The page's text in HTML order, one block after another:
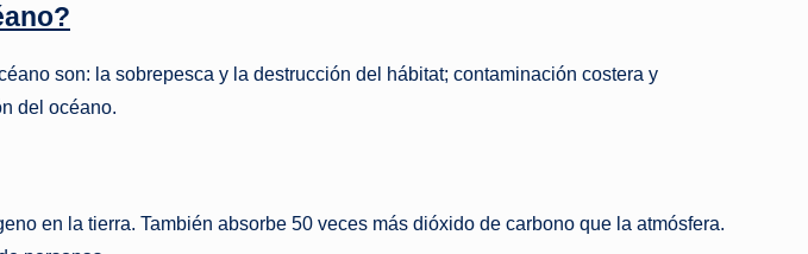
son: la sobrepesca y la destrucción del hábitat; contaminación costera y
del océano.
en la tierra. También absorbe 50 veces más dióxido de carbono que la atmósfera.